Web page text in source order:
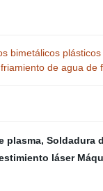
bimetálicos
de agua de
plasma, Soldadura
láser